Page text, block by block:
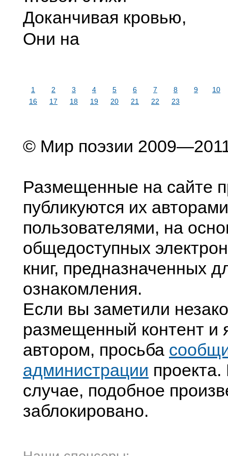
Доканчивая кровью,
Они на
1 2 3 4 5 6 7 8 9
10
16
17 18 19 20 21 22 23
© Мир поэзии
Размещенные на сайте
публикуются их
пользователями, на
общедоступных
книг, предназначенных
ознакомления.
Если вы заметили
размещенный контент и
автором, просьба
администрации
случае, подобное
заблокировано.